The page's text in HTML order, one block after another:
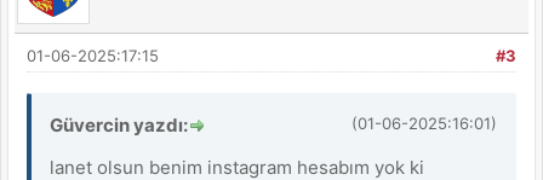
#3
01-06-2025:17:15
(01-06-2025:16:01)
Güvercin yazdı:
lanet olsun benim instagram hesabım yok ki